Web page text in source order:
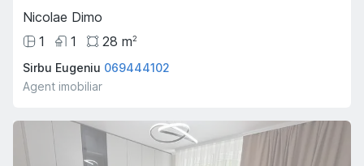
Nicolae Dimo
1
1 28 m2
Sirbu Eugeniu 069444102
Agent imobiliar